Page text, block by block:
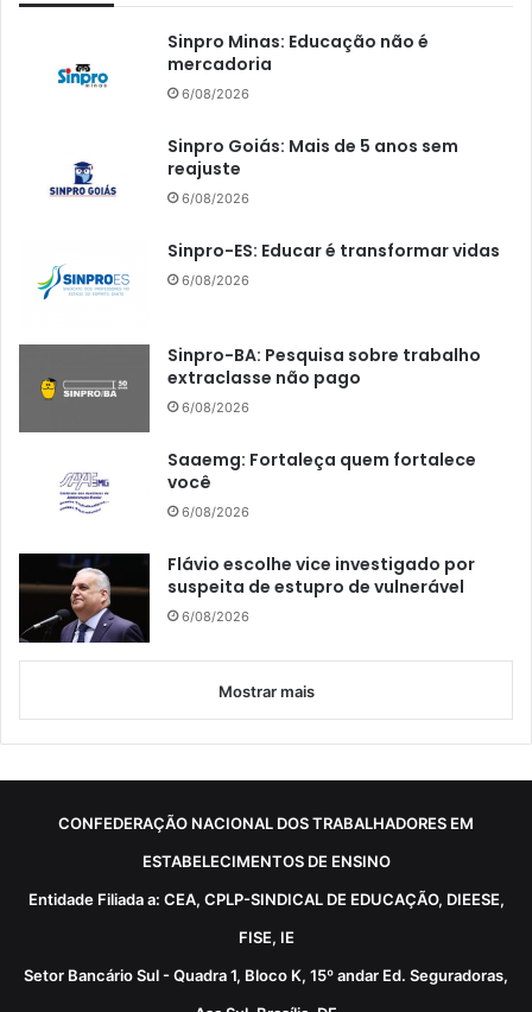
Sinpro Minas: Educação não é
mercadoria
6/08/2026
Sinpro Goiás: Mais de 5 anos sem
reajuste
6/08/2026
Sinpro-ES: Educar é transformar vidas
6/08/2026
Sinpro-BA: Pesquisa sobre trabalho
extraclasse não pago
6/08/2026
Saaemg: Fortaleça quem fortalece
você
6/08/2026
Flávio escolhe vice investigado por
suspeita de estupro de vulnerável
6/08/2026
Mostrar mais
CONFEDERAÇÃO NACIONAL DOS TRABALHADORES EM
ESTABELECIMENTOS DE ENSINO
Entidade Filiada a: CEA, CPLP-SINDICAL DE EDUCAÇÃO, DIEESE,
FISE, IE
Setor Bancário Sul - Quadra 1, Bloco K, 15º andar Ed. Seguradoras,